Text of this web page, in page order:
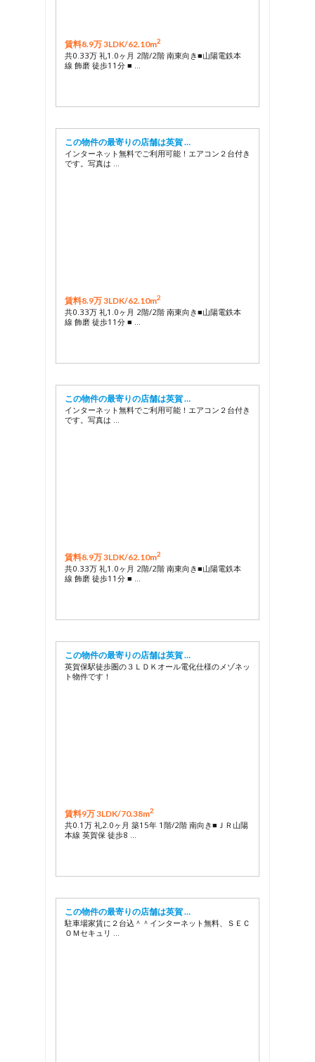
賃料8.9万 3LDK/62.10m2
共0.33万 礼1.0ヶ月 2階/2階 南東向き■山陽電鉄本
線 飾磨 徒歩11分 ■ …
この物件の最寄りの店舗は英賀 …
インターネット無料でご利用可能！エアコン２台付き
です。写真は …
賃料8.9万 3LDK/62.10m2
共0.33万 礼1.0ヶ月 2階/2階 南東向き■山陽電鉄本
線 飾磨 徒歩11分 ■ …
この物件の最寄りの店舗は英賀 …
インターネット無料でご利用可能！エアコン２台付き
です。写真は …
賃料8.9万 3LDK/62.10m2
共0.33万 礼1.0ヶ月 2階/2階 南東向き■山陽電鉄本
線 飾磨 徒歩11分 ■ …
この物件の最寄りの店舗は英賀 …
英賀保駅徒歩圏の３ＬＤＫオール電化仕様のメゾネッ
ト物件です！
賃料9万 3LDK/70.38m2
共0.1万 礼2.0ヶ月 築15年 1階/2階 南向き■ＪＲ山陽
本線 英賀保 徒歩8 …
この物件の最寄りの店舗は英賀 …
駐車場家賃に２台込＾＾インターネット無料、ＳＥＣ
ＯＭセキュリ …